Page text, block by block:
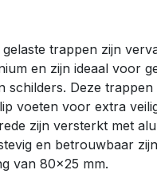
trappen zijn
en zijn ideaal voor
schilders. Deze
voeten voor extra
zijn versterkt met
en betrouwbaar
van 80x25 mm.